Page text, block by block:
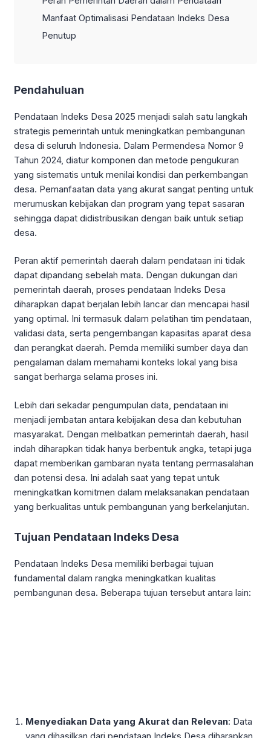
Manfaat Optimalisasi Pendataan Indeks Desa
Penutup
Pendahuluan
Pendataan Indeks Desa 2025 menjadi salah satu langkah
strategis pemerintah untuk meningkatkan pembangunan
desa di seluruh Indonesia. Dalam Permendesa Nomor 9
Tahun 2024, diatur komponen dan metode pengukuran
yang sistematis untuk menilai kondisi dan perkembangan
desa. Pemanfaatan data yang akurat sangat penting untuk
merumuskan kebijakan dan program yang tepat sasaran
sehingga dapat didistribusikan dengan baik untuk setiap
desa.
Peran aktif pemerintah daerah dalam pendataan ini tidak
dapat dipandang sebelah mata. Dengan dukungan dari
pemerintah daerah, proses pendataan Indeks Desa
diharapkan dapat berjalan lebih lancar dan mencapai hasil
yang optimal. Ini termasuk dalam pelatihan tim pendataan,
validasi data, serta pengembangan kapasitas aparat desa
dan perangkat daerah. Pemda memiliki sumber daya dan
pengalaman dalam memahami konteks lokal yang bisa
sangat berharga selama proses ini.
Lebih dari sekadar pengumpulan data, pendataan ini
menjadi jembatan antara kebijakan desa dan kebutuhan
masyarakat. Dengan melibatkan pemerintah daerah, hasil
indah diharapkan tidak hanya berbentuk angka, tetapi juga
dapat memberikan gambaran nyata tentang permasalahan
dan potensi desa. Ini adalah saat yang tepat untuk
meningkatkan komitmen dalam melaksanakan pendataan
yang berkualitas untuk pembangunan yang berkelanjutan.
Tujuan Pendataan Indeks Desa
Pendataan Indeks Desa memiliki berbagai tujuan
fundamental dalam rangka meningkatkan kualitas
pembangunan desa. Beberapa tujuan tersebut antara lain:
Menyediakan Data yang Akurat dan Relevan: Data